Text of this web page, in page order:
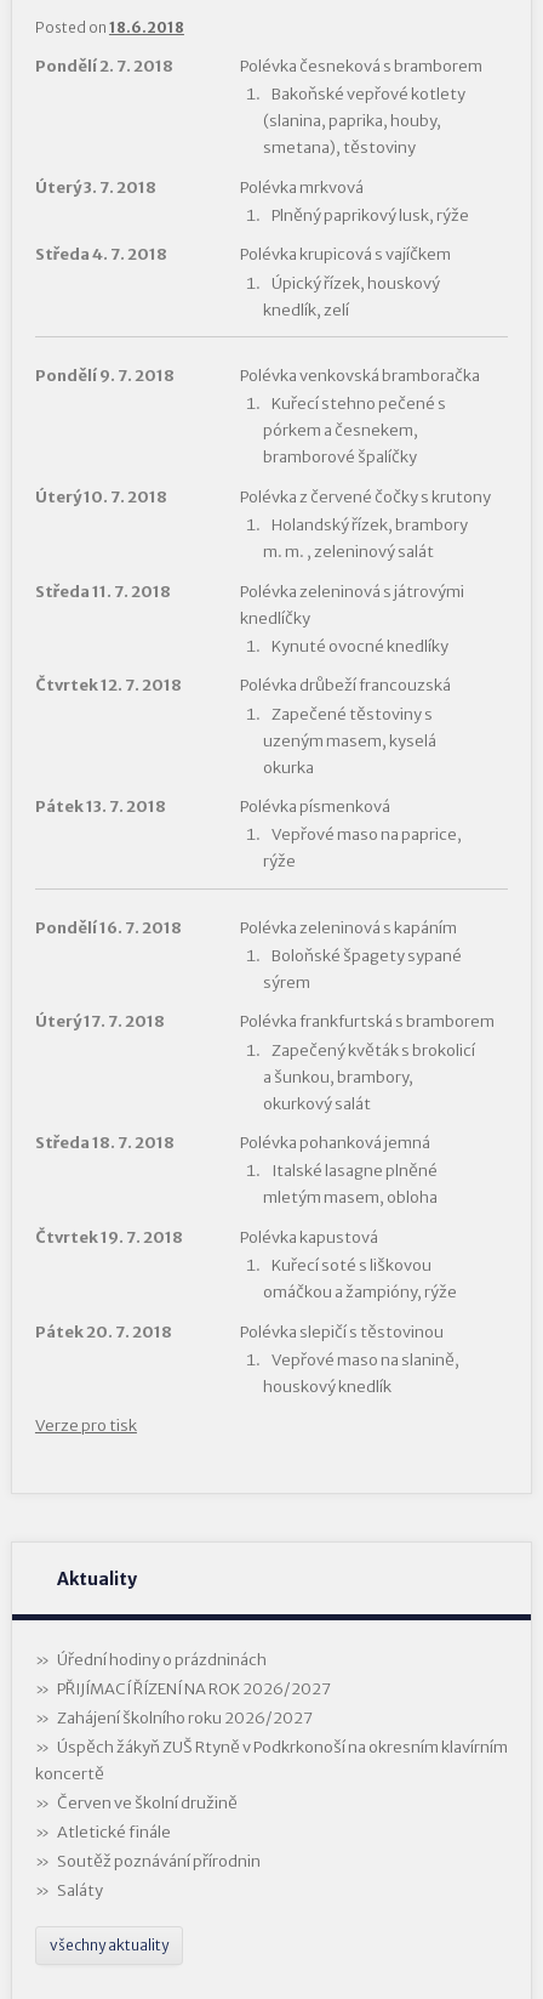
Posted on 18.6.2018
Pondělí 2. 7. 2018
Polévka česneková s bramborem
Bakoňské vepřové kotlety
(slanina, paprika, houby,
smetana), těstoviny
Úterý 3. 7. 2018
Polévka mrkvová
Plněný paprikový lusk, rýže
Středa 4. 7. 2018
Polévka krupicová s vajíčkem
Úpický řízek, houskový
knedlík, zelí
Pondělí 9. 7. 2018
Polévka venkovská bramboračka
Kuřecí stehno pečené s
pórkem a česnekem,
bramborové špalíčky
Úterý 10. 7. 2018
Polévka z červené čočky s krutony
Holandský řízek, brambory
m. m. , zeleninový salát
Středa 11. 7. 2018
Polévka zeleninová s játrovými
knedlíčky
Kynuté ovocné knedlíky
Čtvrtek 12. 7. 2018
Polévka drůbeží francouzská
Zapečené těstoviny s
uzeným masem, kyselá
okurka
Pátek 13. 7. 2018
Polévka písmenková
Vepřové maso na paprice,
rýže
Pondělí 16. 7. 2018
Polévka zeleninová s kapáním
Boloňské špagety sypané
sýrem
Úterý 17. 7. 2018
Polévka frankfurtská s bramborem
Zapečený květák s brokolicí
a šunkou, brambory,
okurkový salát
Středa 18. 7. 2018
Polévka pohanková jemná
Italské lasagne plněné
mletým masem, obloha
Čtvrtek 19. 7. 2018
Polévka kapustová
Kuřecí soté s liškovou
omáčkou a žampióny, rýže
Pátek 20. 7. 2018
Polévka slepičí s těstovinou
Vepřové maso na slanině,
houskový knedlík
Verze pro tisk
Aktuality
Úřední hodiny o prázdninách
PŘIJÍMACÍ ŘÍZENÍ NA ROK 2026/2027
Zahájení školního roku 2026/2027
Úspěch žákyň ZUŠ Rtyně v Podkrkonoší na okresním klavírním
koncertě
Červen ve školní družině
Atletické finále
Soutěž poznávání přírodnin
Saláty
všechny aktuality